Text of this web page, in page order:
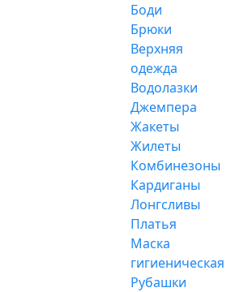
Боди
Брюки
Верхняя
одежда
Водолазки
Джемпера
Жакеты
Жилеты
Комбинезоны
Кардиганы
Лонгсливы
Платья
Маска
гигиеническая
Рубашки